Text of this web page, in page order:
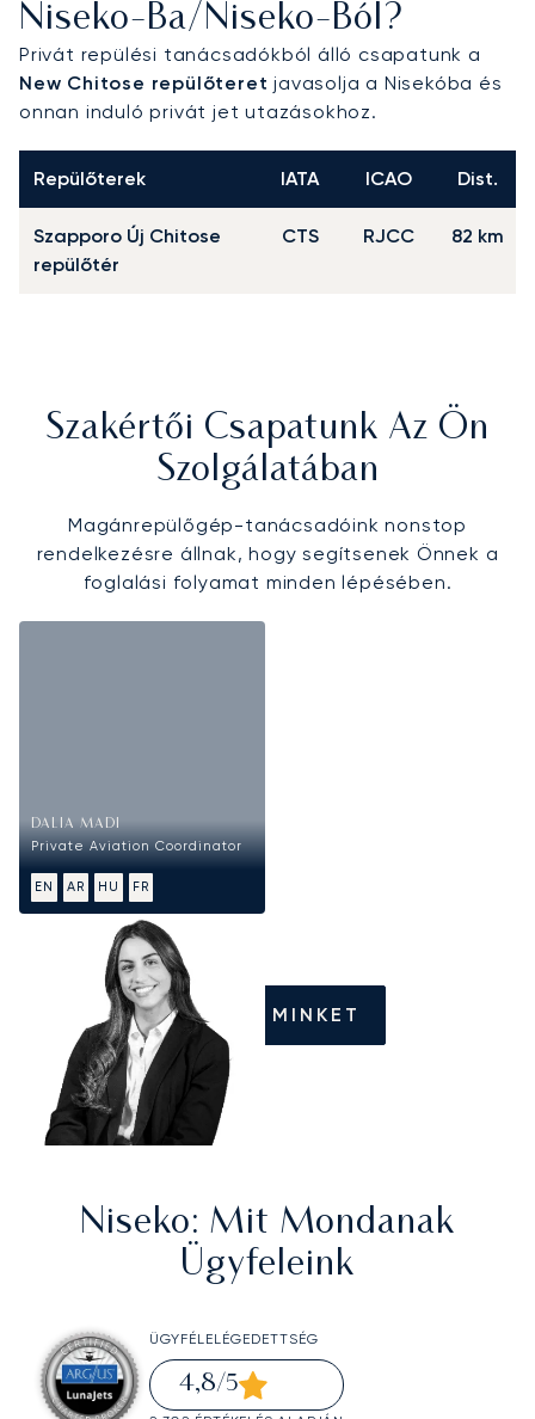
Niseko-Ba/Niseko-Ból?
Privát repülési tanácsadókból álló csapatunk a
New Chitose repülőteret javasolja a Nisekóba és
onnan induló privát jet utazásokhoz.
Repülőterek IATA ICAO Dist.
Szapporo Új Chitose
repülőtér
CTS RJCC 82 km
Szakértői Csapatunk Az Ön
Szolgálatában
Magánrepülőgép-tanácsadóink nonstop
rendelkezésre állnak, hogy segítsenek Önnek a
foglalási folyamat minden lépésében.
DALIA MADI
Private Aviation Coordinator
EN AR HU FR
HÍVJON MINKET
Niseko: Mit Mondanak
Ügyfeleink
ÜGYFÉLELÉGEDETTSÉG
4,8/5